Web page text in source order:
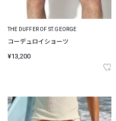
THE DUFFER OF ST.GEORGE
コーデュロイショーツ
¥13,200